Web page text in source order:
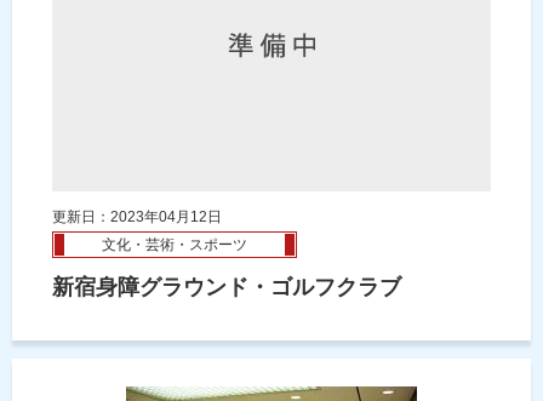
更新日：2023年04月12日
文化・芸術・スポーツ
新宿身障グラウンド・ゴルフクラブ